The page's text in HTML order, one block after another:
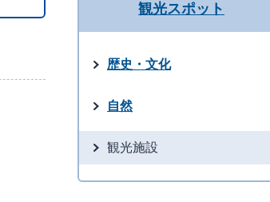
観光スポット
歴史・文化
自然
観光施設